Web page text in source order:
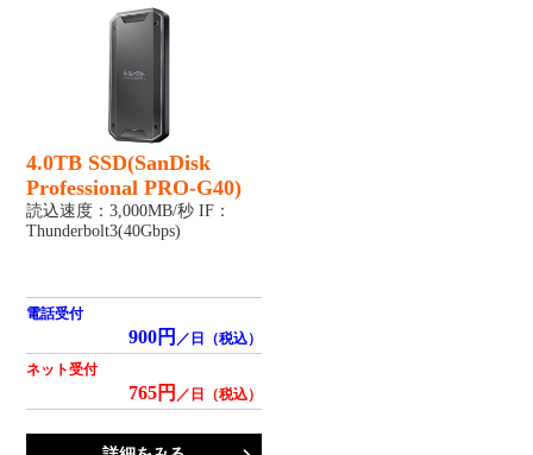
4.0TB SSD(SanDisk
Professional PRO-G40)
読込速度：3,000MB/秒 IF：
Thunderbolt3(40Gbps)
電話受付
900円 ／日（税込）
ネット受付
765円 ／日（税込）